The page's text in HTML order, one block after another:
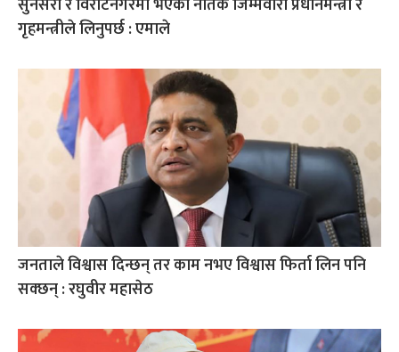
गृहमन्त्रीले लिनुपर्छ : एमाले
जनताले विश्वास दिन्छन् तर काम नभए विश्वास फिर्ता लिन पनि
सक्छन् : रघुवीर महासेठ